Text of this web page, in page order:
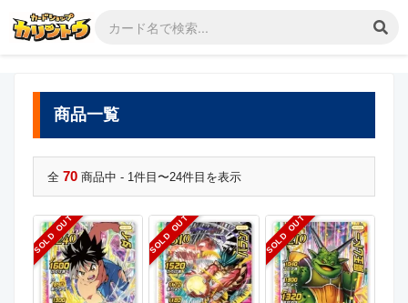
商品一覧
全 70 商品中 - 1件目〜24件目を表示
SOLD OUT SOLD OUT SOLD OUT